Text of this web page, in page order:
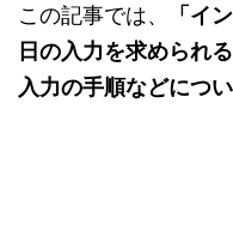
この記事では、
「イ
日の入力を求められ
入力の手順などにつ